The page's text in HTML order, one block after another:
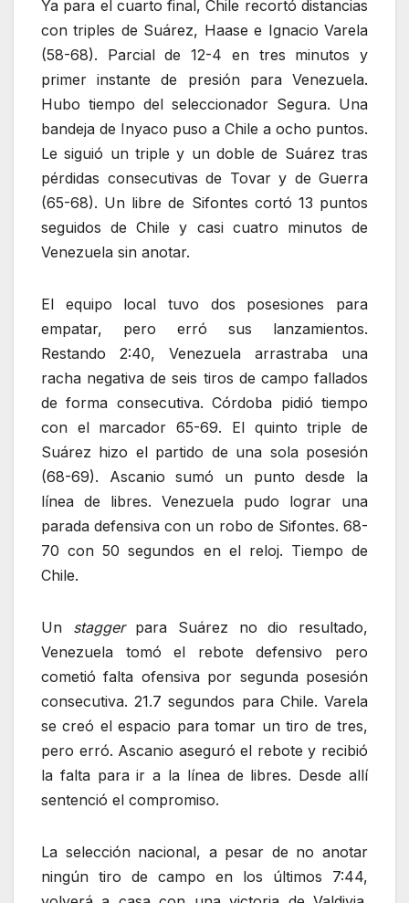
Ya para el cuarto final, Chile recortó distancias
con triples de Suárez, Haase e Ignacio Varela
(58-68). Parcial de 12-4 en tres minutos y
primer instante de presión para Venezuela.
Hubo tiempo del seleccionador Segura. Una
bandeja de Inyaco puso a Chile a ocho puntos.
Le siguió un triple y un doble de Suárez tras
pérdidas consecutivas de Tovar y de Guerra
(65-68). Un libre de Sifontes cortó 13 puntos
seguidos de Chile y casi cuatro minutos de
Venezuela sin anotar.
El equipo local tuvo dos posesiones para
empatar, pero erró sus lanzamientos.
Restando 2:40, Venezuela arrastraba una
racha negativa de seis tiros de campo fallados
de forma consecutiva. Córdoba pidió tiempo
con el marcador 65-69. El quinto triple de
Suárez hizo el partido de una sola posesión
(68-69). Ascanio sumó un punto desde la
línea de libres. Venezuela pudo lograr una
parada defensiva con un robo de Sifontes. 68-
70 con 50 segundos en el reloj. Tiempo de
Chile.
Un staggerpara Suárez no dio resultado,
Venezuela tomó el rebote defensivo pero
cometió falta ofensiva por segunda posesión
consecutiva. 21.7 segundos para Chile. Varela
se creó el espacio para tomar un tiro de tres,
pero erró. Ascanio aseguró el rebote y recibió
la falta para ir a la línea de libres. Desde allí
sentenció el compromiso.
La selección nacional, a pesar de no anotar
ningún tiro de campo en los últimos 7:44,